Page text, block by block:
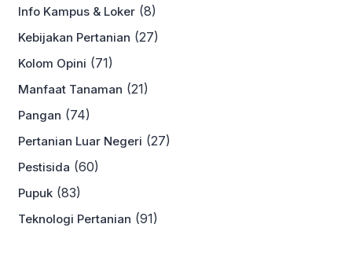
Info Kampus & Loker (8)
Kebijakan Pertanian (27)
Kolom Opini (71)
Manfaat Tanaman (21)
Pangan (74)
Pertanian Luar Negeri (27)
Pestisida (60)
Pupuk (83)
Teknologi Pertanian (91)